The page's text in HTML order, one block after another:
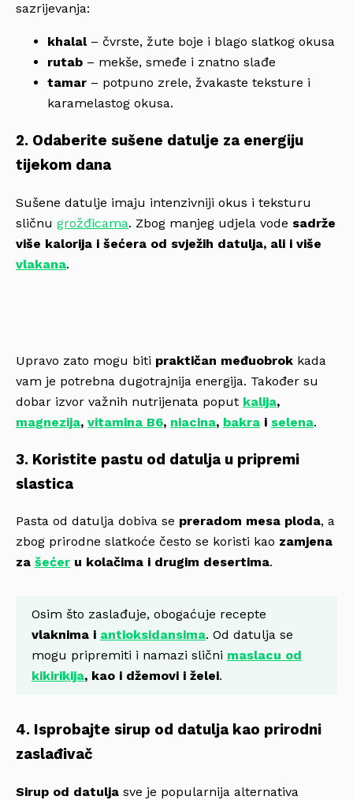
sazrijevanja:
khalal– čvrste, žute boje i blago slatkog okusa
rutab – mekše, smeđe i znatno slađe
tamar – potpuno zrele, žvakaste teksture i
karamelastog okusa.
2. Odaberite sušene datulje za energiju
tijekom dana
Sušene datulje imaju intenzivniji okus i teksturu
sličnu grožđicama. Zbog manjeg udjela vode sadrže
više kalorija i šećera od svježih datulja, ali i više
vlakana.
Upravo zato mogu biti praktičan međuobrok kada
vam je potrebna dugotrajnija energija. Također su
dobar izvor važnih nutrijenata poput kalija,
magnezija, vitamina B6, niacina, bakra i selena.
3. Koristite pastu od datulja u pripremi
slastica
Pasta od datulja dobiva se preradom mesa ploda, a
zbog prirodne slatkoće često se koristi kao zamjena
za šećer u kolačima i drugim desertima.
Osim što zaslađuje, obogaćuje recepte
vlaknima i antioksidansima. Od datulja se
mogu pripremiti i namazi slični maslacu od
kikirikija, kao i džemovi i želei.
4. Isprobajte sirup od datulja kao prirodni
zaslađivač
Sirup od datulja sve je popularnija alternativa